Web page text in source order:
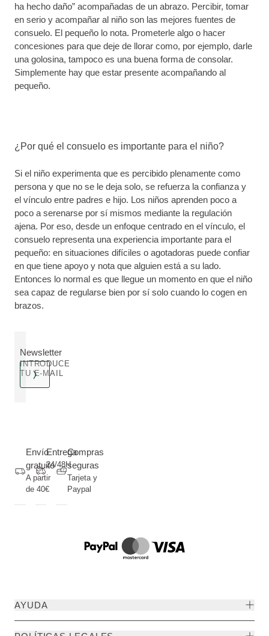
ha hecho daño” acompañadas de un abrazo. Percibir, tomar
en serio y acompañar al niño son las mejores fuentes de
consuelo. El pequeño lo nota. Prometerle algo o hacer
concesiones para que deje de llorar como, por ejemplo, darle
una golosina, tampoco es una buena forma de consolar.
Simplemente hay que estar presente acompañando al
pequeño.
¿Por qué el consuelo es importante para el niño?
Si el niño experimenta que es percibido plenamente como
persona y que no se le deja solo, se refuerza la confianza y
el vínculo entre padres e hijo. Los niños aprenden poco a
poco a serenarse por sí mismos mediante la regulación
ajena. Por eso, desde un enfoque centrado en el vínculo, el
consuelo representa una experiencia importante para el
pequeño: en situaciones difíciles o agotadoras puede confiar
en que tiene apoyo y nota que alguien está a su lado.
Entonces lo normal es que llegue un momento en que el niño
sea capaz de regularse bien por sí solo cuando lo cogen en
brazos.
Newsletter
INTRODUCE
TU E-MAIL
Envío
gratuito
A partir
de 40€
Entrega
24/48H
Compras
seguras
Tarjeta y
Paypal
AYUDA